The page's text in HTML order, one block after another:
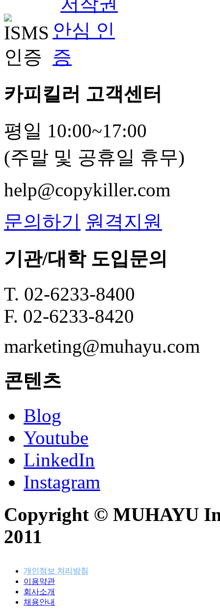
카피킬러 고객센터
평일 10:00~17:00
(주말 및 공휴일 휴무)
help@copykiller.com
문의하기 원격지원
기관/대학 도입문의
T. 02-6233-8400
F. 02-6233-8420
marketing@muhayu.com
콘텐츠
Blog
Youtube
LinkedIn
Instagram
Copyright © MUHAYU
2011
개인정보 처리방침
이용약관
회사소개
채용안내